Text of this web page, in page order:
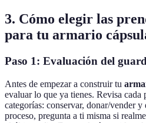
3. Cómo elegir las
para tu armario
Paso 1: Evaluación del
Antes de empezar a construir tu
evaluar lo que ya tienes. Revisa cada
categorías: conservar, donar/vender y
proceso, pregunta a ti misma si